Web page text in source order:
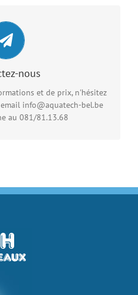
nous
et de prix, n'hésitez
info@aquatech-bel.be
au 081/81.13.68
nous
un email en cliquant sur le
dessous
RAPIDE